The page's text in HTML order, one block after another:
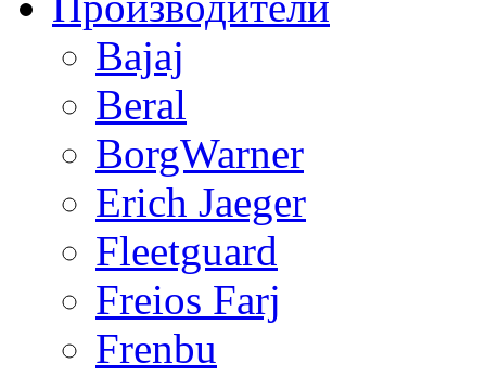
Bajaj
Beral
BorgWarner
Erich Jaeger
Fleetguard
Freios Farj
Frenbu